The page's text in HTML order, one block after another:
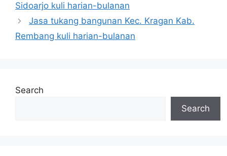
Sidoarjo kuli harian-bulanan
Jasa tukang bangunan Kec. Kragan Kab.
Rembang kuli harian-bulanan
Search
Search